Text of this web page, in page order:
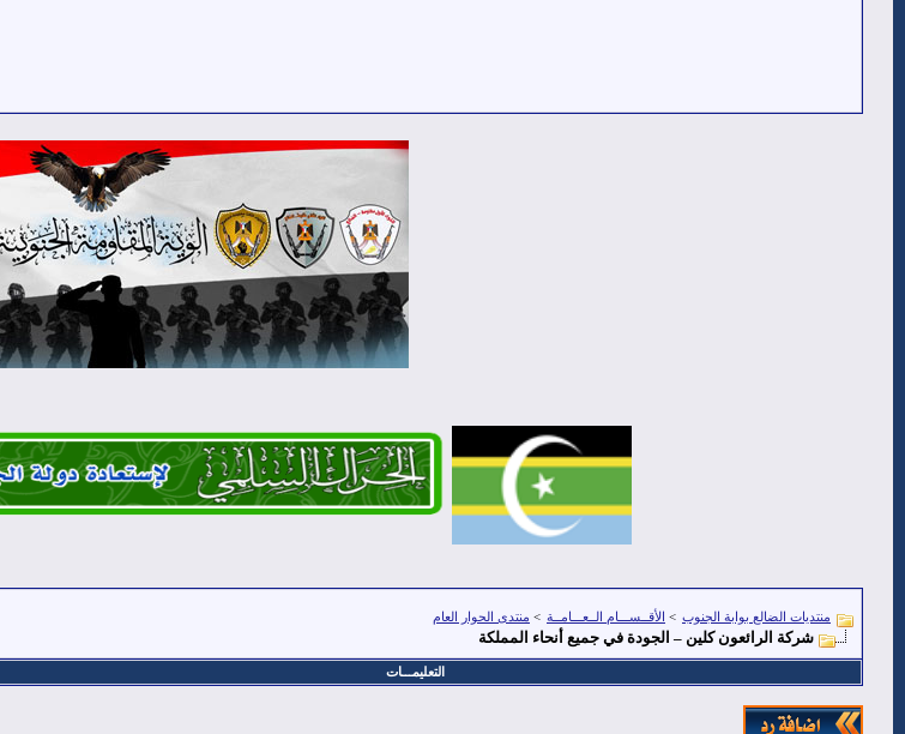
منتديات الضالع بوابة الجنوب > الأقــســـام الــعـــامــة > منتدى الحوار العام
شركة الرائعون كلين – الجودة في جميع أنحاء المملكة
التعليمـــات